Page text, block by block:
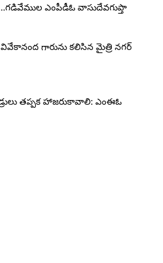
ఎంపీడీఓ వాసుదేవగుప్తా
వివేకానంద గారును కలిసిన మైత్రి నగర్
తప్పక హాజరుకావాలి: ఎంఈఓ